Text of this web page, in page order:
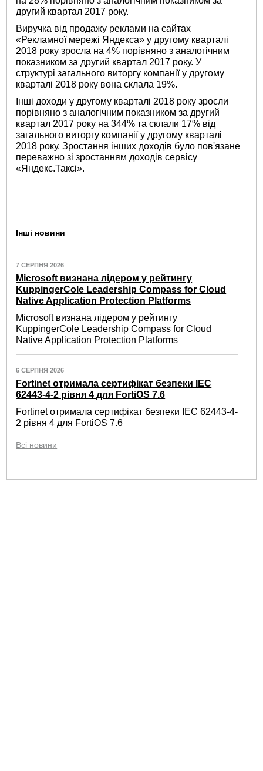
другий квартал 2017 року.
Виручка від продажу реклами на сайтах
«Рекламної мережі Яндекса» у другому кварталі
2018 року зросла на 4% порівняно з аналогічним
показником за другий квартал 2017 року. У
структурі загального виторгу компанії у другому
кварталі 2018 року вона склала 19%.
Інші доходи у другому кварталі 2018 року зросли
порівняно з аналогічним показником за другий
квартал 2017 року на 344% та склали 17% від
загального виторгу компанії у другому кварталі
2018 року. Зростання інших доходів було пов'язане
переважно зі зростанням доходів сервісу
«Яндекс.Таксі».
Інші новини
7 СЕРПНЯ 2026
Microsoft визнана лідером у рейтингу
KuppingerCole Leadership Compass for Cloud
Native Application Protection Platforms
Microsoft визнана лідером у рейтингу
KuppingerCole Leadership Compass for Cloud
Native Application Protection Platforms
6 СЕРПНЯ 2026
Fortinet отримала сертифікат безпеки IEC
62443-4-2 рівня 4 для FortiOS 7.6
Fortinet отримала сертифікат безпеки IEC 62443-4-
2 рівня 4 для FortiOS 7.6
Всі новини